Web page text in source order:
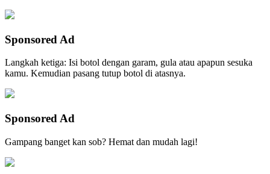
Sponsored Ad
Langkah ketiga: Isi botol dengan garam, gula atau apapun sesuka
kamu. Kemudian pasang tutup botol di atasnya.
Sponsored Ad
Gampang banget kan sob? Hemat dan mudah lagi!